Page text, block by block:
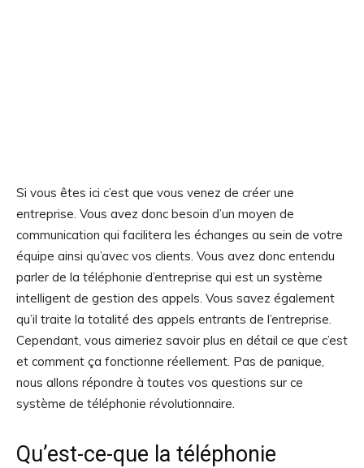
Si vous êtes ici c’est que vous venez de créer une
entreprise. Vous avez donc besoin d’un moyen de
communication qui facilitera les échanges au sein de votre
équipe ainsi qu’avec vos clients. Vous avez donc entendu
parler de la téléphonie d’entreprise qui est un système
intelligent de gestion des appels. Vous savez également
qu’il traite la totalité des appels entrants de l’entreprise.
Cependant, vous aimeriez savoir plus en détail ce que c’est
et comment ça fonctionne réellement. Pas de panique,
nous allons répondre à toutes vos questions sur ce
système de téléphonie révolutionnaire.
Qu’est-ce-que la téléphonie